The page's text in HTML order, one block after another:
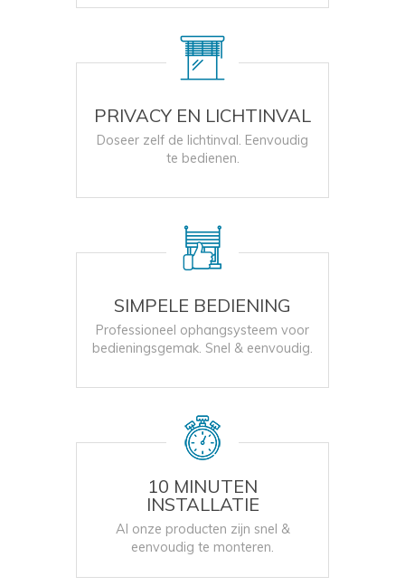
PRIVACY EN LICHTINVAL
Doseer zelf de lichtinval. Eenvoudig
te bedienen.
SIMPELE BEDIENING
Professioneel ophangsysteem voor
bedieningsgemak. Snel & eenvoudig.
10 MINUTEN
INSTALLATIE
Al onze producten zijn snel &
eenvoudig te monteren.